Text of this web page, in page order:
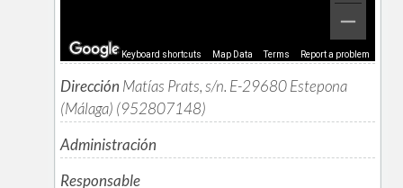
Keyboard shortcuts Map Data Terms Report a problem
Dirección Matías Prats, s/n. E-29680 Estepona
(Málaga) (952807148)
Administración
Responsable